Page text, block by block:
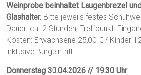
Weinprobe beinhaltet Laugenbrezel
Glashalter. Bitte jeweils festes
Dauer: ca. 2 Stunden, Treffpunkt:
Kosten: Erwachsene 25,00 € / Kinder
inklusive Burgeintritt
Donnerstag 30.04.2026 // 19:30 Uhr